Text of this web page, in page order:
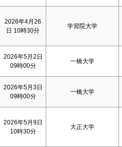
2026年4月26
日 10時30分
学習院大学
2026年5月2日
09時00分
一橋大学
2026年5月3日
09時00分
一橋大学
2026年5月9日
10時30分
大正大学